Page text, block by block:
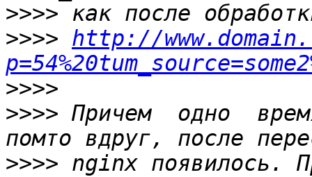
>>>>
>>>> http://
>>>>
>>>> Причем  одно
>>>> nginx появилось.